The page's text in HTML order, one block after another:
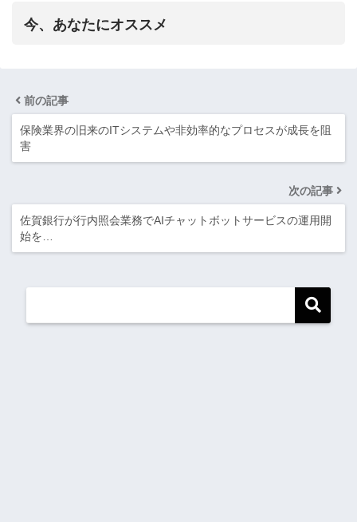
今、あなたにオススメ
前の記事
保険業界の旧来のITシステムや非効率的なプロセスが成長を阻
害
次の記事
佐賀銀行が行内照会業務でAIチャットボットサービスの運用開
始を…